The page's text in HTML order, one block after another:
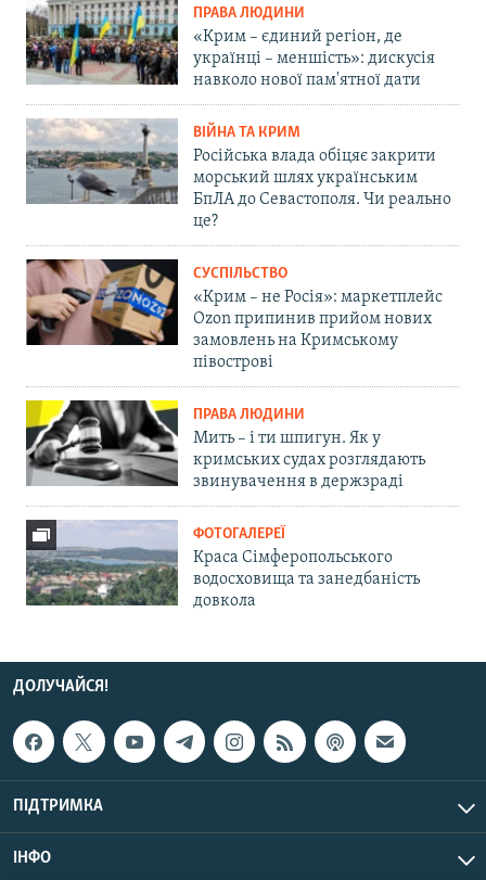
ПРАВА ЛЮДИНИ
«Крим – єдиний регіон, де
українці – меншість»: дискусія
навколо нової пам'ятної дати
ВІЙНА ТА КРИМ
Російська влада обіцяє закрити
морський шлях українським
БпЛА до Севастополя. Чи реально
це?
СУСПІЛЬСТВО
«Крим – не Росія»: маркетплейс
Ozon припинив прийом нових
замовлень на Кримському
півострові
ПРАВА ЛЮДИНИ
Мить – і ти шпигун. Як у
кримських судах розглядають
звинувачення в держзраді
ФОТОГАЛЕРЕЇ
Краса Сімферопольського
водосховища та занедбаність
довкола
ДОЛУЧАЙСЯ!
ПІДТРИМКА
ІНФО